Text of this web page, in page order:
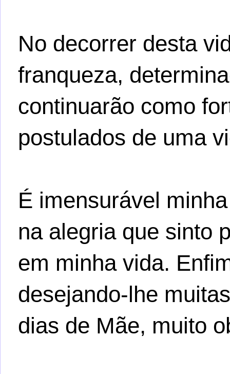
No decorrer desta
franqueza,
continuarão como
postulados de uma
É imensurável
na alegria que sinto
em minha vida.
desejando-lhe
dias de Mãe, muito